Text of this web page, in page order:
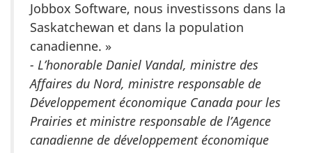
Jobbox Software, nous investissons dans la
Saskatchewan et dans la population
canadienne. »
- L’honorable Daniel Vandal, ministre des
Affaires du Nord, ministre responsable de
Développement économique Canada pour les
Prairies et ministre responsable de l’Agence
canadienne de développement économique